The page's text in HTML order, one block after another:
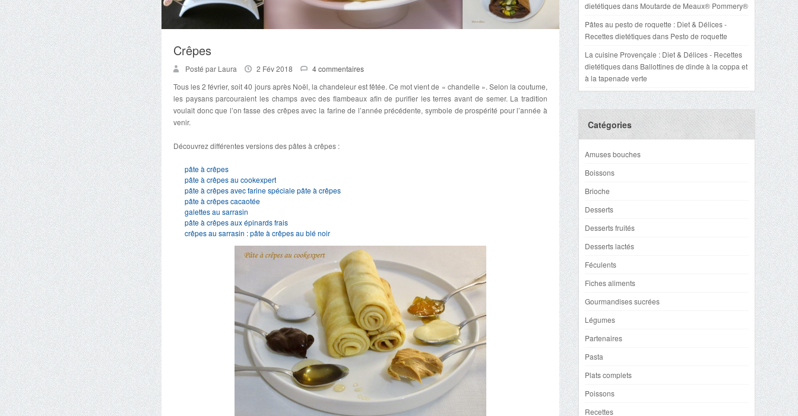
Crêpes
Posté par Laura 2 Fév 2018
4 commentaires
Tous les 2 février, soit 40 jours après Noël, la chandeleur est fêtée. Ce mot vient de « chandelle ». Selon la coutume,
les paysans parcouraient les champs avec des flambeaux afin de purifier les terres avant de semer. La tradition
voulait donc que l’on fasse des crêpes avec la farine de l’année précédente, symbole de prospérité pour l’année à
venir.
Découvrez différentes versions des pâtes à crêpes :
pâte à crêpes
pâte à crêpes au cookexpert
pâte à crêpes avec farine spéciale pâte à crêpes
pâte à crêpes cacaotée
galettes au sarrasin
pâte à crêpes aux épinards frais
crêpes au sarrasin : pâte à crêpes au blé noir
dietétiquesdans Moutarde de Meaux® Pommery®
Pâtes au pesto de roquette : Diet & Délices -
Recettes dietétiquesdans Pesto de roquette
La cuisine Provençale : Diet & Délices - Recettes
dietétiquesdans Ballottines de dinde à la coppa et
à la tapenade verte
Catégories
Amuses bouches
Boissons
Brioche
Desserts
Desserts fruités
Desserts lactés
Féculents
Fiches aliments
Gourmandises sucrées
Légumes
Partenaires
Pasta
Plats complets
Poissons
Recettes